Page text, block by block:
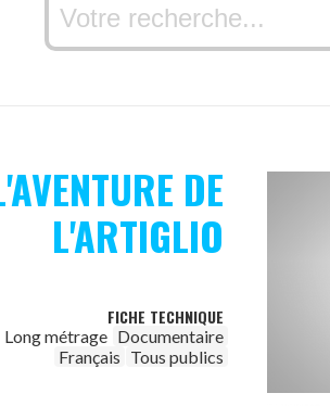
DE
L'ARTIGLIO
FICHE TECHNIQUE
Long métrage Documentaire
Français Tous publics